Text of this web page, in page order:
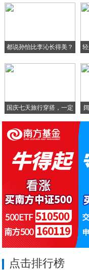
智能手机按键彻底消
都说孙怡比李沁长得美？
国庆七天旅行穿搭，一定
点击排行榜